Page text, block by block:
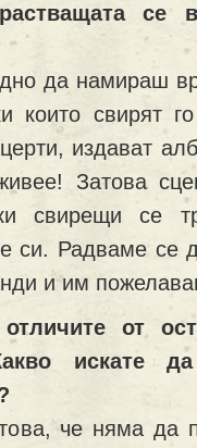
се
да намираш
които свирят
издават
Затова
свирещи се
си. Радваме се
и им
от
искате
че няма да